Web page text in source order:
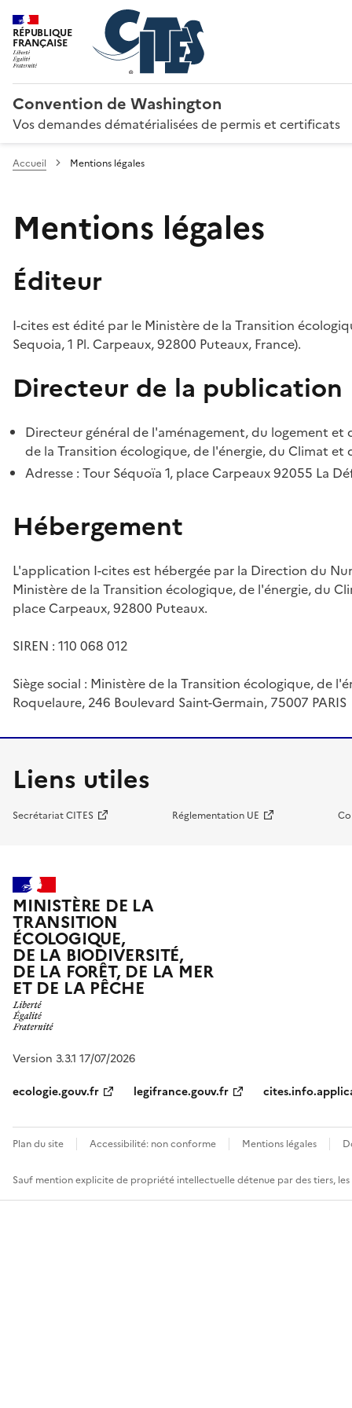
RÉPUBLIQUE
FRANÇAISE
Convention de Washington
Vos demandes dématérialisées de permis et certificats
Accueil Mentions légales
Mentions légales
Éditeur
I-cites est édité par le Ministère de la Transition
Sequoia, 1 Pl. Carpeaux, 92800 Puteaux, France).
Directeur de la publication
Directeur général de l'aménagement, du logement
de la Transition écologique, de l'énergie, du Climat et
Adresse : Tour Séquoïa 1, place Carpeaux 92055 La
Hébergement
L'application I-cites est hébergée par la Direction du
Ministère de la Transition écologique, de l'énergie, du
place Carpeaux, 92800 Puteaux.
SIREN : 110 068 012
Siège social : Ministère de la Transition écologique, de
Roquelaure, 246 Boulevard Saint-Germain, 75007 PARIS
Liens utiles
Secrétariat CITES Réglementation UE
MINISTÈRE DE LA
TRANSITION
ÉCOLOGIQUE,
DE LA BIODIVERSITÉ,
DE LA FORÊT, DE LA MER
ET DE LA PÊCHE
Version 3.3.1 17/07/2026
ecologie.gouv.fr
legifrance.gouv.fr
Plan du site Accessibilité: non conforme Mentions légales
Sauf mention explicite de propriété intellectuelle détenue par des tiers,